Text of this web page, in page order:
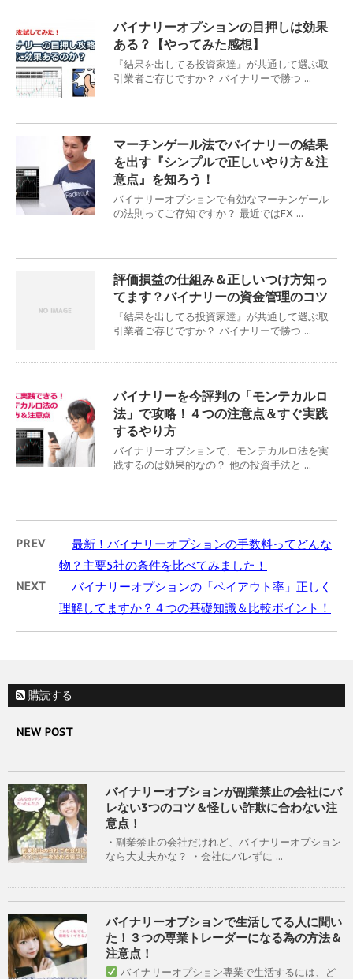
バイナリーオプションの目押しは効果
ある？【やってみた感想】
『結果を出してる投資家達』が共通して選ぶ取
引業者ご存じですか？ バイナリーで勝つ ...
マーチンゲール法でバイナリーの結果
を出す『シンプルで正しいやり方＆注
意点』を知ろう！
バイナリーオプションで有効なマーチンゲール
の法則ってご存知ですか？ 最近ではFX ...
評価損益の仕組み＆正しいつけ方知っ
てます？バイナリーの資金管理のコツ
『結果を出してる投資家達』が共通して選ぶ取
引業者ご存じですか？ バイナリーで勝つ ...
バイナリーを今評判の「モンテカルロ
法」で攻略！４つの注意点＆すぐ実践
するやり方
バイナリーオプションで、モンテカルロ法を実
践するのは効果的なの？ 他の投資手法と ...
PREV
最新！バイナリーオプションの手数料ってどんな
物？主要5社の条件を比べてみました！
NEXT
バイナリーオプションの「ペイアウト率」正しく
理解してますか？４つの基礎知識＆比較ポイント！
購読する
NEW POST
バイナリーオプションが副業禁止の会社にバ
レない3つのコツ＆怪しい詐欺に合わない注
意点！
・副業禁止の会社だけれど、バイナリーオプション
なら大丈夫かな？ ・会社にバレずに ...
バイナリーオプションで生活してる人に聞い
た！３つの専業トレーダーになる為の方法＆
注意点！
バイナリーオプション専業で生活するには、ど